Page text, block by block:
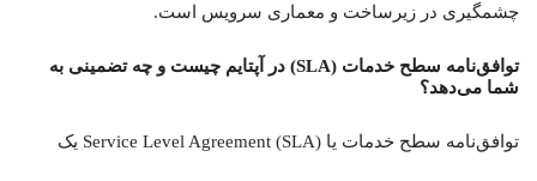
چشمگیری در زیرساخت و معماری سرویس است.
توافق‌نامه سطح خدمات (SLA) در آپتایم چیست و چه تضمینی به
شما می‌دهد؟
توافق‌نامه سطح خدمات یا Service Level Agreement (SLA) یک